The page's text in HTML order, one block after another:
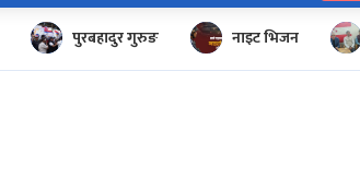
पुरबहादुर गुरुङ नाइट भिजन